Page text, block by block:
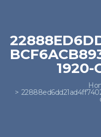
1920-